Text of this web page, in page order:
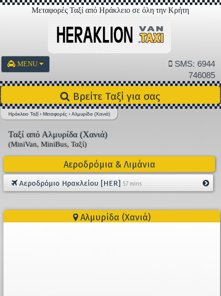
Μεταφορές Ταξί από Ηράκλειο σε όλη την Κρήτη
MENU
SMS: 6944
746085
Βρείτε Ταξί για σας
Ηράκλειο Ταξί ›Μεταφορές ›Αλμυρίδα (Χανιά)
Ταξί από Αλμυρίδα (Χανιά)
(MiniVan, MiniBus, Ταξί)
Αεροδρόμια & Λιμάνια
Αεροδρόμιο Ηρακλείου [HER] 57 mins
Αλμυρίδα (Χανιά)